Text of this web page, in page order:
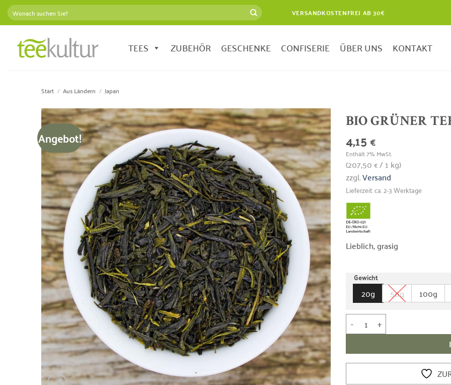
Zum
Inhalt
Suchen
nach:
VERSANDKOSTENFREI AB 30€
TEES ZUBEHÖR GESCHENKE CONFISERIE ÜBER UNS KONTAKT
Start / Aus Ländern / Japan
Angebot! Zur
Wunschliste
hinzufügen
BIO GRÜNER
4,15 €
Enthält 7% MwSt.
(207,50 €/ 1 kg)
zzgl.Versand
Lieferzeit: ca. 2-3 Werktage
Lieblich, grasig
Gewicht
20g 50g 100g
Bio Grüner Tee Kami-no-en Sankai